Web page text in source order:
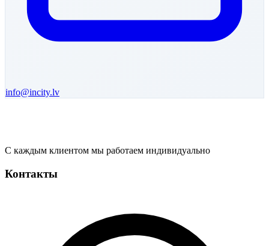
info@incity.lv
С каждым клиентом мы работаем индивидуально
Контакты